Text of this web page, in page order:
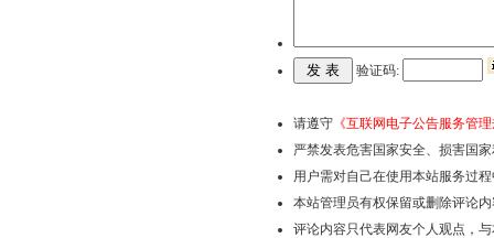
验证码:
请遵守 《互联网电子公告服务管
严禁发表危害国家安全、损害国
用户需对自己在使用本站服务过
本站管理员有权保留或删除评论
评论内容只代表网友个人观点，